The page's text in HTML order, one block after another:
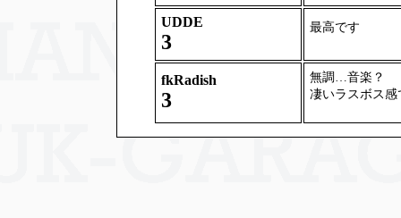
UDDE
3
最高です
fkRadish
3
無調…音楽？
凄いラスボス